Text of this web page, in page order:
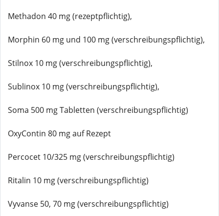
Methadon 40 mg (rezeptpflichtig),
Morphin 60 mg und 100 mg (verschreibungspflichtig),
Stilnox 10 mg (verschreibungspflichtig),
Sublinox 10 mg (verschreibungspflichtig),
Soma 500 mg Tabletten (verschreibungspflichtig)
OxyContin 80 mg auf Rezept
Percocet 10/325 mg (verschreibungspflichtig)
Ritalin 10 mg (verschreibungspflichtig)
Vyvanse 50, 70 mg (verschreibungspflichtig)